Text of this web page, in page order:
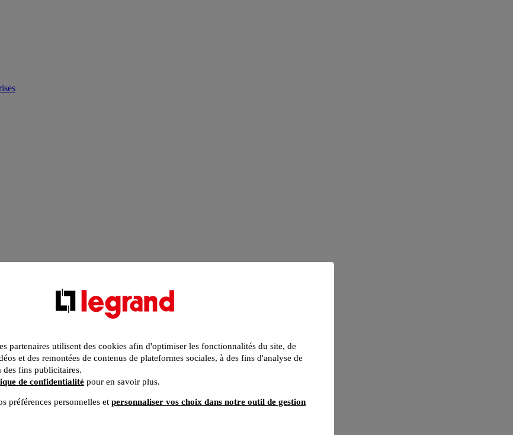
partenaires utilisent des cookies afin d'optimiser les fonctionnalités du site, de
et des remontées de contenus de plateformes sociales, à des fins d'analyse de
des fins publicitaires.
de confidentialité pour en savoir plus.
préférences personnelles et personnaliser vos choix dans notre outil de gestion